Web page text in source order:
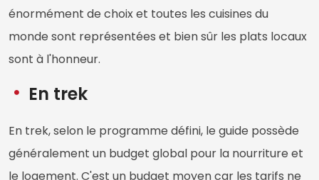
énormément de choix et toutes les cuisines du
monde sont représentées et bien sûr les plats locaux
sont à l'honneur.
En trek
En trek, selon le programme défini, le guide possède
généralement un budget global pour la nourriture et
le logement. C'est un budget moyen car les tarifs ne